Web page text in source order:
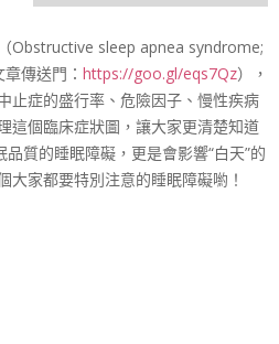
Obstructive sleep apnea syndrome;
傳送門： https://goo.gl/eqs7Qz），
止症的盛行率、危險因子、慢性疾病
這個臨床症狀圖，讓大家更清楚知道
質的睡眠障礙，更是會影響“白天”的
大家都要特別注意的睡眠障礙喲！